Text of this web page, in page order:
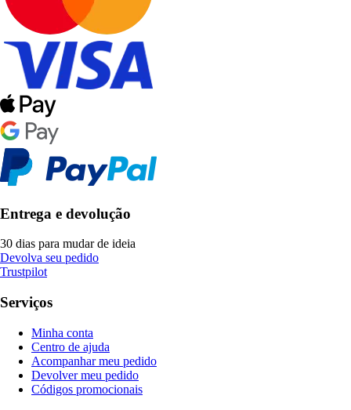
Entrega e devolução
30 dias para mudar de ideia
Devolva seu pedido
Trustpilot
Serviços
Minha conta
Centro de ajuda
Acompanhar meu pedido
Devolver meu pedido
Códigos promocionais